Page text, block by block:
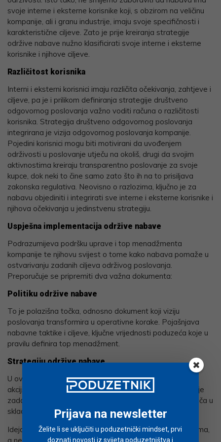
svoje interne i eksterne korisnike koji, s obzirom na veličinu
kompanije, ali i granu industrije, imaju svoje specifičnosti i
karakteristične ciljeve. Zato je prije kreiranja strategije
održive nabave nužno klasificirati svoje interne i eksterne
korisnike i njihove ciljeve.
Različitost korisnika
Interni i eksterni korisnici imaju različita očekivanja, zahtjeve i
ciljeve, pa je i prilikom definiranja strategije društveno
odgovornog poslovanja važno voditi računa o različitosti
korisnika. Strategija društveno odgovornog poslovanja
integrirana je vizija odgovornog poslovanja kompanije.
Pojedini korisnici mogu biti motivirani da uvođenjem
održivosti u poslovanje utječu na okoliš, drugi da svojim
aktivnostima kreiraju transparentno poslovanje za svoje
kupce, dok neki to čine samo zato što ih na to prisiljava
zakonska regulativa. Neovisno o razlozima, ključno je za
nabavu objediniti i integrirati sve interne i eksterne korisnike i
njihova očekivanja u jedinstvenu strategiju.
Uspješna implementacija održive nabave
Podrazumijeva podršku uprave i top menadžmenta
kompanije te njihovu svijest o tome kako nabava pomaže u
ostvarivanju zadanih ciljeva održivog poslovanja.
Preporučuje se pripremiti dva važna dokumenta:
Politiku održive nabave
To je polazišna točka, odnosno dokument koji viziju
poslovanja transformira u operativne korake. Pojašnjava
nabavne taktike i ciljeve, ključne vrijednosti poduzeća koje u
pravilu definira top menadžment.
Strategiju održive nabave
U ovom dokumentu definiramo strategiju koja uključuje
akcijski plan s jasnim koracima koji će omogućiti postizanje
zadanih nabavnih ciljeva kroz odabir i mapiranje dobavljača u
skladu s ciljevima održivosti.
Ideja je da navedeni dokumenti budu jasni i razumljivi svima,
Prijava na newsletter
Želite li se uključiti u poduzetnički mindset, prvi
doznati novosti iz svijeta poduzetništva i